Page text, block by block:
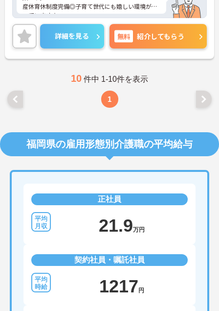
産休育休制度完備◎子育て世代にも嬉しい環境が整
っています★
またマイカー通勤OK 無料駐車場完備なので、毎日
の通勤もラクラクです♪
ご興味ある方には、面接対策ポイントなど、さらに
詳細をお話しいたしますのでお気軽にご相談くださ
い。
詳細を見る 無料 紹介してもらう
10 件中 1-10件を表示
1
福岡県の雇用形態別介護職の平均給与
正社員
21.9万円
契約社員・嘱託社員
1217 円